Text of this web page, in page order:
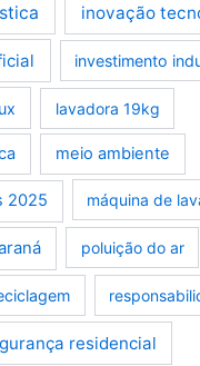
inovação
investimento
lavadora 19kg
meio ambiente
2025 máquina de
poluição do ar
residencial